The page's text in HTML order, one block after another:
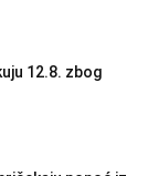
12.8. zbog